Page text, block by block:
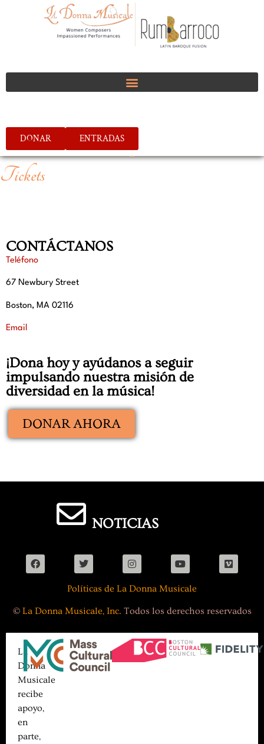
DONAR ENTRADAS
Tickets
CONTÁCTANOS
Teléfono
67 Newbury Street
Boston, MA 02116
Email
¡Dona hoy y ayúdanos a seguir
impulsando nuestra misión de
diversidad en la música!
DONAR AHORA
NOTICIAS
Políticas de La Donna Musicale
© La Donna Musicale, Inc. Todos los derechos reservados
La
Donna
Musicale
recibe
apoyo,
en
parte,